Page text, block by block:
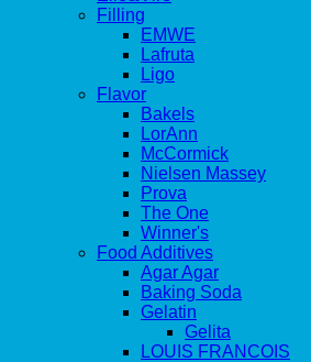
Filling
EMWE
Lafruta
Ligo
Flavor
Bakels
LorAnn
McCormick
Nielsen Massey
Prova
The One
Winner's
Food Additives
Agar Agar
Baking Soda
Gelatin
Gelita
LOUIS FRANCOIS